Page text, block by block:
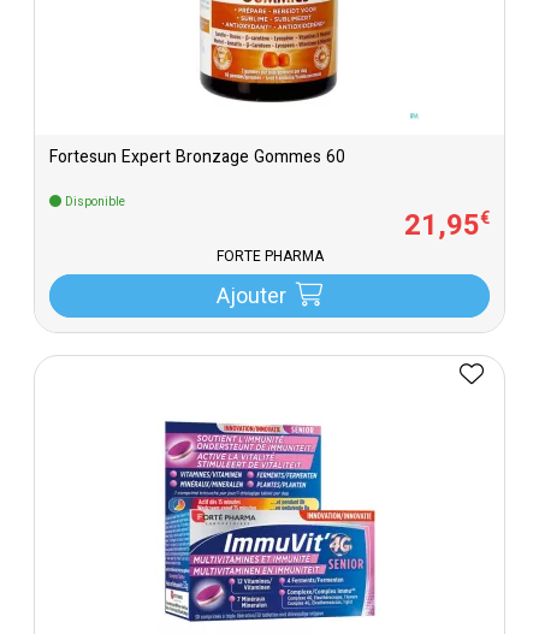
Fortesun Expert Bronzage Gommes 60
Disponible
21,95€
FORTÉ PHARMA
Ajouter